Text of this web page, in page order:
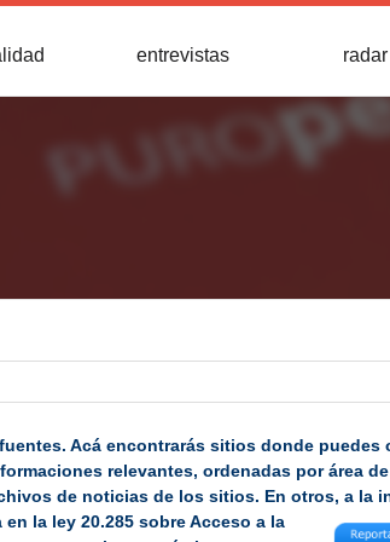
entrevistas radar
Acá encontrarás sitios donde puedes
relevantes, ordenadas por área de
de noticias de los sitios. En otros, a la
en la ley 20.285 sobreAcceso a la